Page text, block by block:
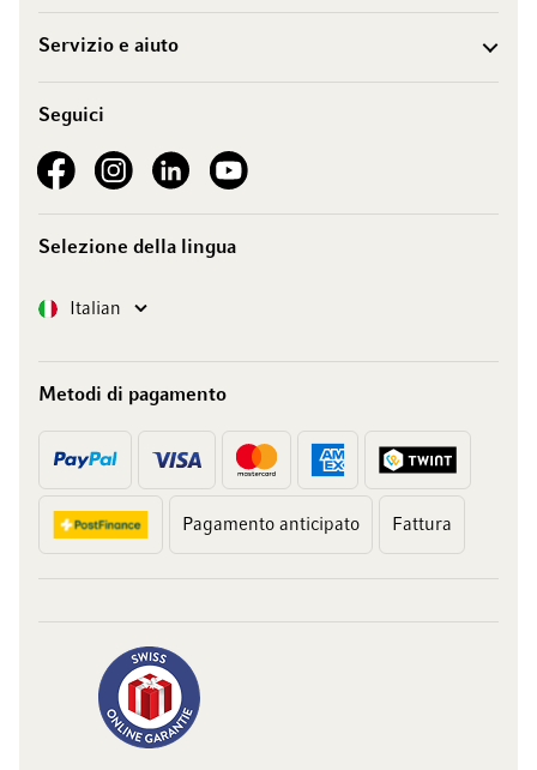
Servizio e aiuto
Seguici
See our FacebookSee our Instagram account
See our LinkedInSee our YouTube channel
Selezione della lingua
Lingua Italian
Metodi di pagamento
Pagamento anticipato Fattura